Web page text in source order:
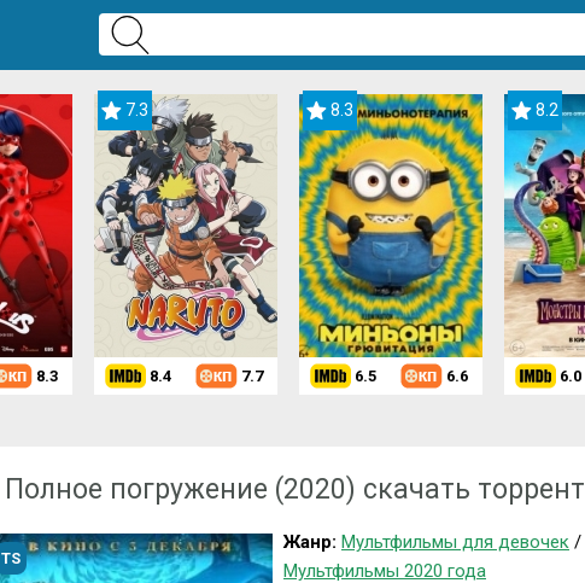
8.3
7.3
8.4 7.7
8.3
6.5 6.6
8.2
6.0
Полное погружение (2020) скачать торрент
TS
Жанр: Мультфильмы для девочек /
Мультфильмы 2020 года